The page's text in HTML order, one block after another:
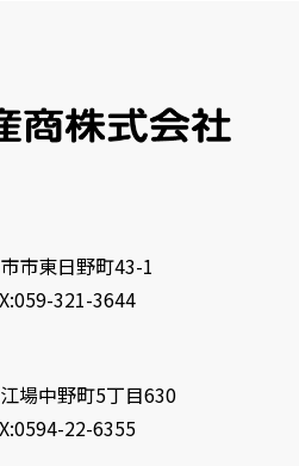
市東日野町43-1
321-3644
場中野町5丁目630
22-6355